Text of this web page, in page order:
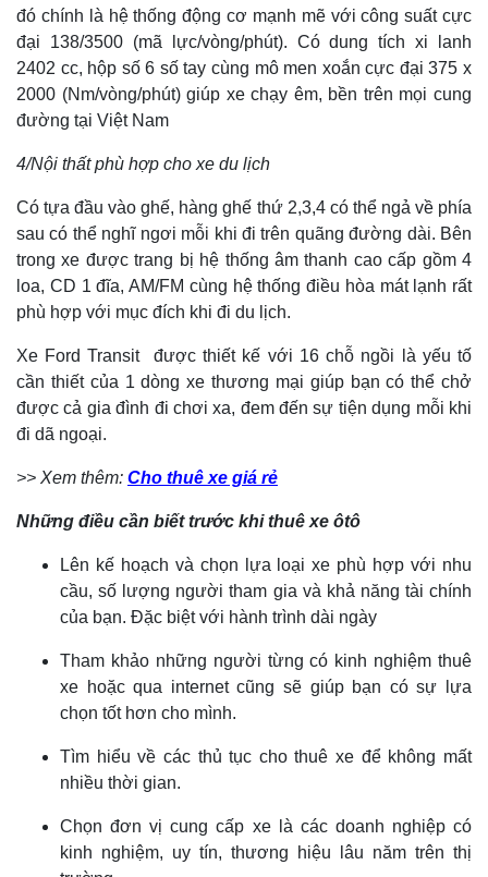
đó chính là hệ thống động cơ mạnh mẽ với công suất cực
đại 138/3500 (mã lực/vòng/phút). Có dung tích xi lanh
2402 cc, hộp số 6 số tay cùng mô men xoắn cực đại 375 x
2000 (Nm/vòng/phút) giúp xe chạy êm, bền trên mọi cung
đường tại Việt Nam
4/Nội thất phù hợp cho xe du lịch
Có tựa đầu vào ghế, hàng ghế thứ 2,3,4 có thể ngả về phía
sau có thể nghĩ ngơi mỗi khi đi trên quãng đường dài. Bên
trong xe được trang bị hệ thống âm thanh cao cấp gồm 4
loa, CD 1 đĩa, AM/FM cùng hệ thống điều hòa mát lạnh rất
phù hợp với mục đích khi đi du lịch.
Xe Ford Transit được thiết kế với 16 chỗ ngồi là yếu tố
cần thiết của 1 dòng xe thương mại giúp bạn có thể chở
được cả gia đình đi chơi xa, đem đến sự tiện dụng mỗi khi
đi dã ngoại.
>> Xem thêm: Cho thuê xe giá rẻ
Những điều cần biết trước khi thuê xe ôtô
Lên kế hoạch và chọn lựa loại xe phù hợp với nhu
cầu, số lượng người tham gia và khả năng tài chính
của bạn. Đặc biệt với hành trình dài ngày
Tham khảo những người từng có kinh nghiệm thuê
xe hoặc qua internet cũng sẽ giúp bạn có sự lựa
chọn tốt hơn cho mình.
Tìm hiểu về các thủ tục cho thuê xe để không mất
nhiều thời gian.
Chọn đơn vị cung cấp xe là các doanh nghiệp có
kinh nghiệm, uy tín, thương hiệu lâu năm trên thị